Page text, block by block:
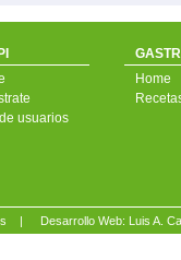
usuarios
Home
| Desarrollo Web: Luis